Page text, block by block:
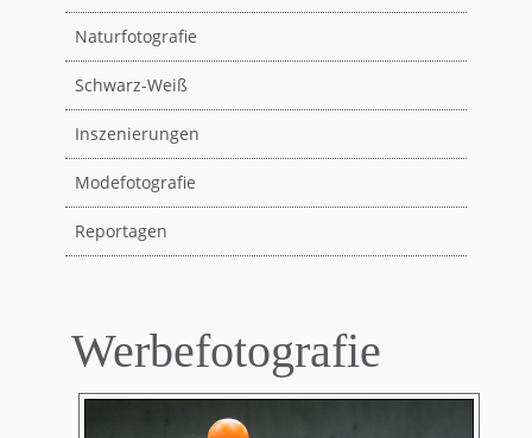
Naturfotografie
Schwarz-Weiß
Inszenierungen
Modefotografie
Reportagen
Werbefotografie